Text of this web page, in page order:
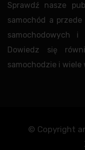
Sprawdź nasze
samochód a
samochodowych
Dowiedz się
samochodzie i wiele
© Copyright